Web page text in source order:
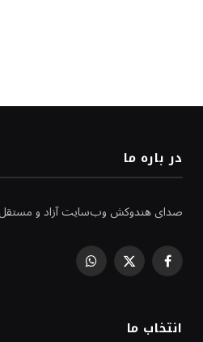
در باره ما
صدای هندوکش وب‌سایت آزاد و
Facebook
X
WhatsApp
انتخاب ما